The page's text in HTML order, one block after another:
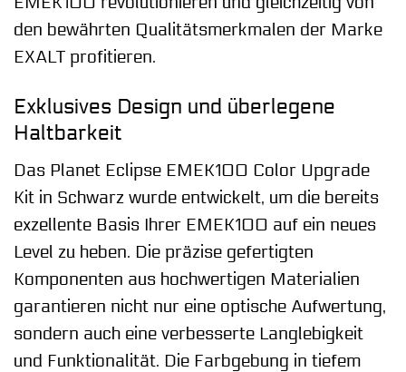
den bewährten Qualitätsmerkmalen der Marke
EXALT profitieren.
Exklusives Design und überlegene
Haltbarkeit
Das Planet Eclipse EMEK100 Color Upgrade
Kit in Schwarz wurde entwickelt, um die bereits
exzellente Basis Ihrer EMEK100 auf ein neues
Level zu heben. Die präzise gefertigten
Komponenten aus hochwertigen Materialien
garantieren nicht nur eine optische Aufwertung,
sondern auch eine verbesserte Langlebigkeit
und Funktionalität. Die Farbgebung in tiefem